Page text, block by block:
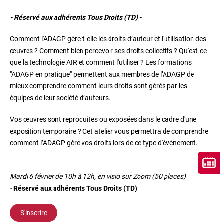
- Réservé aux adhérents Tous Droits (TD) -
Comment l'ADAGP gère-t-elle les droits d’auteur et l'utilisation des
œuvres ? Comment bien percevoir ses droits collectifs ? Qu'est-ce
que la technologie AIR et comment l'utiliser ? Les formations
"ADAGP en pratique" permettent aux membres de l’ADAGP de
mieux comprendre comment leurs droits sont gérés par les
équipes de leur société d’auteurs.
Vos œuvres sont reproduites ou exposées dans le cadre d'une
exposition temporaire ? Cet atelier vous permettra de comprendre
comment l’ADAGP gère vos droits lors de ce type d'évènement.
Mardi 6 février de 10h à 12h, en visio sur Zoom (50 places)
-Réservé aux adhérents Tous Droits (TD)
S'inscrire